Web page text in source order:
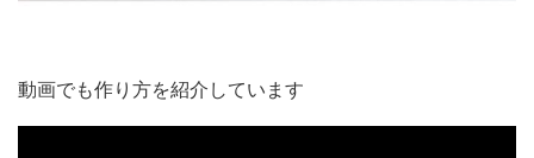
動画でも作り方を紹介しています